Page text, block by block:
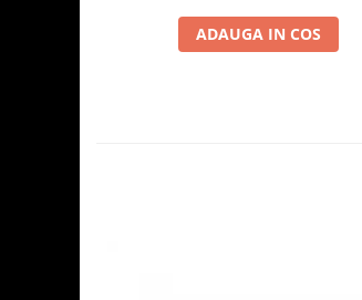
ADAUGA IN COS